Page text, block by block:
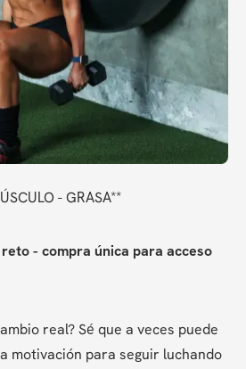
- GRASA**
- compra única para acceso
real? Sé que a veces puede
motivación para seguir luchando